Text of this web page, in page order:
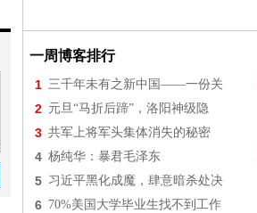
一周博客排行
1 三千年未有之新中国——一份关
2 元旦“马折后蹄”，洛阳神级隐
3 共军上将军头集体消失的秘密
4 杨纯华：暴君毛泽东
5 习近平黑化成魔，肆意暗杀处决
6 70%美国大学毕业生找不到工作